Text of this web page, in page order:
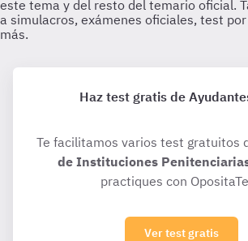
Haz test gratis de
Te facilitamos varios test gratuitos
de Instituciones
practiques con
Ver test gratis